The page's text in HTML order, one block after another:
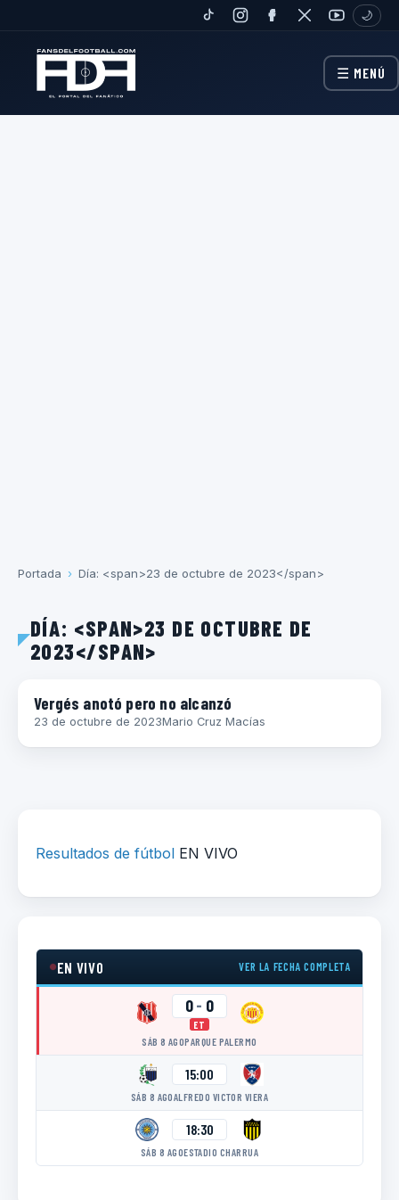
TIKTOKINSTAGRAMFANPAGETWITTERYOUTUBE
🌙
☰ MENÚ
Portada › Día: <span>23 de octubre de 2023</span>
DÍA: <SPAN>23 DE OCTUBRE DE
2023</SPAN>
ECUADOR
Vergés anotó pero no alcanzó
23 de octubre de 2023Mario Cruz Macías
Resultados de fútbol EN VIVO
EN VIVO VER LA FECHA COMPLETA
0- 0
ET
SÁB 8 AGOPARQUE PALERMO
15:00
SÁB 8 AGOALFREDO VICTOR VIERA
18:30
SÁB 8 AGOESTADIO CHARRUA